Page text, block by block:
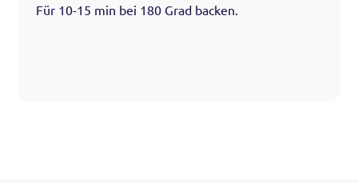
Für 10-15 min bei 180 Grad backen.